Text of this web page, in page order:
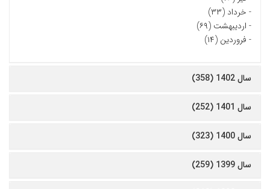
- خرداد (۳۳)
- اردیبهشت (۶۹)
- فروردین (۱۴)
سال 1402 (358)
سال 1401 (252)
سال 1400 (323)
سال 1399 (259)